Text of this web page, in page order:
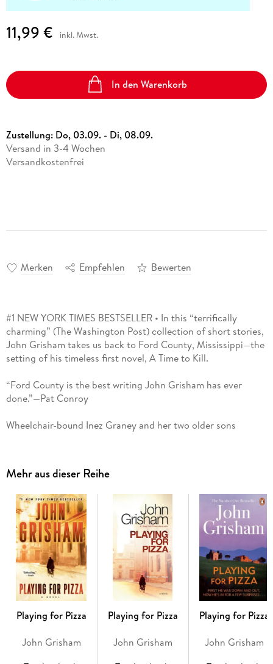
11,99 € inkl. Mwst.
In den Warenkorb
Zustellung: Do, 03.09. - Di, 08.09.
Versand in 3-4 Wochen
Versandkostenfrei
Merken Empfehlen Bewerten
#1 NEW YORK TIMES BESTSELLER • In this “terrifically
charming” (The Washington Post) collection of short stories,
John Grisham takes us back to Ford County, Mississippi—the
setting of his timeless first novel, A Time to Kill.
“Ford County is the best writing John Grisham has ever
done.”—Pat Conroy
Wheelchair-bound Inez Graney and her two older sons
life, and the law plans a drastic escape after an unexpected
phone call. A quiet, unassuming data collector sets out to
bring down a flashy casino owner with his skill at blackjack—
as payback for taking up with his wife. A stalker hunts
victims in a retirement home; a lawyer confronts a vengeful
adversary from the past; and a young man from a prominent
family is driven off by scandal and fear—but finds unexpected
redemption on the wrong side of the tracks.
Featuring a cast of characters you'll never forget, these
stories bring Ford County to vivid and colorful life. Often
hilarious, frequently moving, and always entertaining, this
collection makes it abundantly clear why John Grisham is our
Mehr aus dieser Reihe
Playing for Pizza
John Grisham
Playing for Pizza
John Grisham
Playing for Pizza
John Grisham